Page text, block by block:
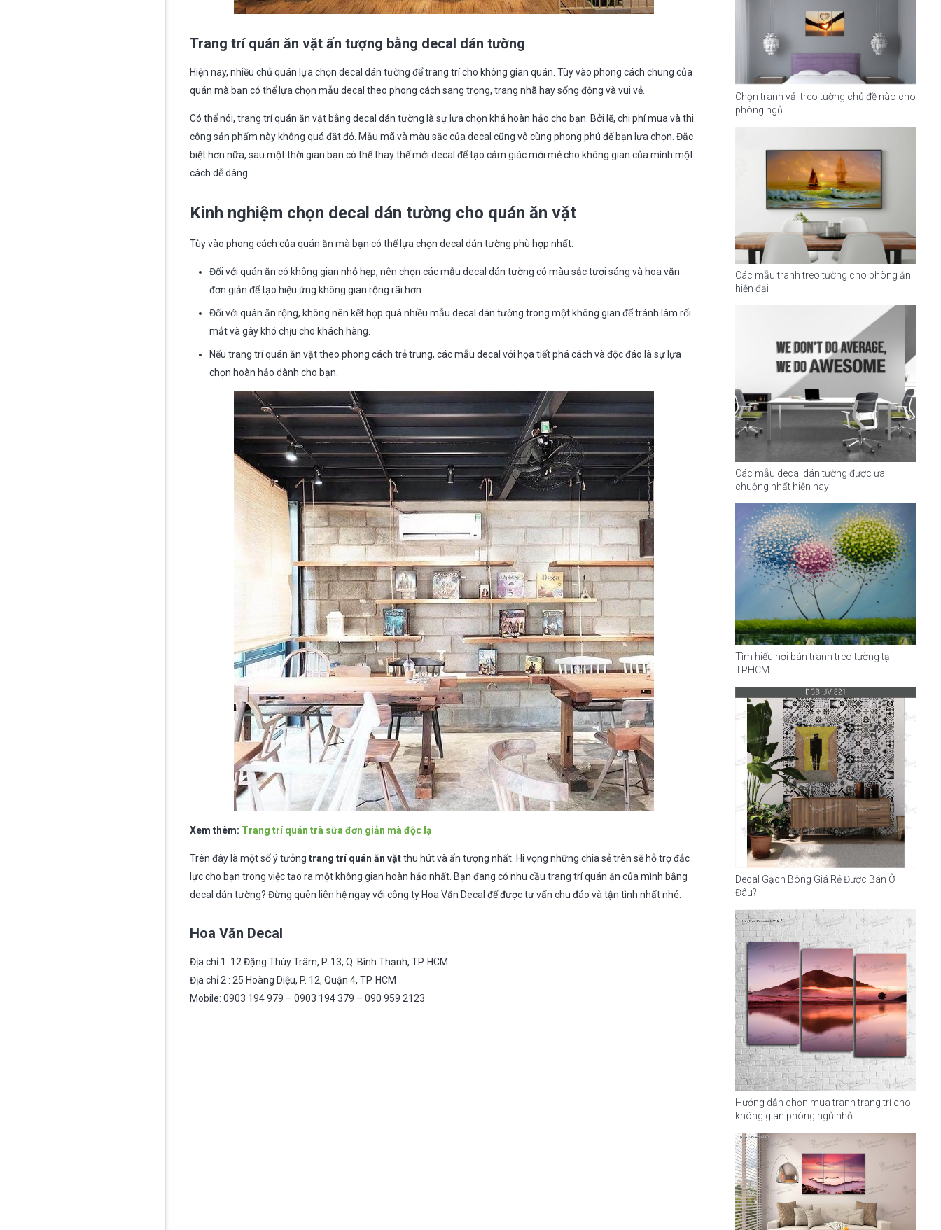
Trang trí quán ăn vặt ấn tượng bằng decal dán tường
Hiện nay, nhiều chủ quán lựa chọn decal dán tường để trang trí cho không gian quán. Tùy vào phong cách chung của
quán mà bạn có thể lựa chọn mẫu decal theo phong cách sang trọng, trang nhã hay sống động và vui vẻ.
Có thể nói, trang trí quán ăn vặt bằng decal dán tường là sự lựa chọn khá hoàn hảo cho bạn. Bởi lẽ, chi phí mua và thi
công sản phẩm này không quá đắt đỏ. Mẫu mã và màu sắc của decal cũng vô cùng phong phú để bạn lựa chọn. Đặc
biệt hơn nữa, sau một thời gian bạn có thể thay thế mới decal để tạo cảm giác mới mẻ cho không gian của mình một
cách dễ dàng.
Kinh nghiệm chọn decal dán tường cho quán ăn vặt
Tùy vào phong cách của quán ăn mà bạn có thể lựa chọn decal dán tường phù hợp nhất:
Đối với quán ăn có không gian nhỏ hẹp, nên chọn các mẫu decal dán tường có màu sắc tươi sáng và hoa văn
đơn giản để tạo hiệu ứng không gian rộng rãi hơn.
Đối với quán ăn rộng, không nên kết hợp quá nhiều mẫu decal dán tường trong một không gian để tránh làm rối
mắt và gây khó chịu cho khách hàng.
Nếu trang trí quán ăn vặt theo phong cách trẻ trung, các mẫu decal với họa tiết phá cách và độc đáo là sự lựa
chọn hoàn hảo dành cho bạn.
Xem thêm: Trang trí quán trà sữa đơn giản mà độc lạ
Trên đây là một số ý tưởng trang trí quán ăn vặtthu hút và ấn tượng nhất. Hi vọng những chia sẻ trên sẽ hỗ trợ đắc
lực cho bạn trong việc tạo ra một không gian hoàn hảo nhất. Bạn đang có nhu cầu trang trí quán ăn của mình bằng
decal dán tường? Đừng quên liên hệ ngay với công ty Hoa Văn Decal để được tư vấn chu đáo và tận tình nhất nhé.
Hoa Văn Decal
Địa chỉ 1: 12 Đặng Thùy Trâm, P. 13, Q. Bình Thạnh, TP. HCM
Địa chỉ 2 : 25 Hoàng Diệu, P. 12, Quận 4, TP. HCM
Mobile: 0903 194 979 – 0903 194 379 – 090 959 2123
Chọn tranh vải treo tường chủ đề nào cho
phòng ngủ
Các mẫu tranh treo tường cho phòng ăn
hiện đại
Các mẫu decal dán tường được ưa
chuộng nhất hiện nay
Tìm hiểu nơi bán tranh treo tường tại
TPHCM
Decal Gạch Bông Giá Rẻ Được Bán Ở
Đâu?
Hướng dẫn chọn mua tranh trang trí cho
không gian phòng ngủ nhỏ